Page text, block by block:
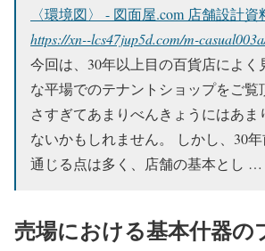
〈環境図〉 - 図面屋.com 店舗設計資
https://xn--lcs47jup5d.com/m-
今回は、30年以上目の百貨店によく
な平場でのテナントショップをご覧
さすぎてあまりべんきょうにはあま
ないかもしれません。 しかし、30
通じる点は多く、店舗の基本とし …
売場における基本什器の